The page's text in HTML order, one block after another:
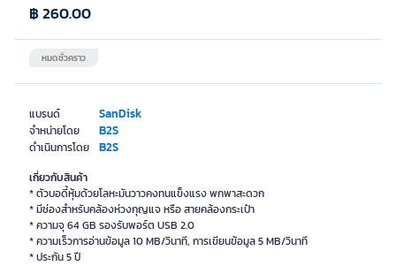
แบรนด์ SanDisk
จำหน่ายโดย B2S
ดำเนินการโดย B2S
หมดชั่วคราว
฿ 260.00
เกี่ยวกับสินค้า
* ตัวบอดี้หุ้มด้วยโลหะมันวาวคงทนแข็งแรง พกพาสะดวก
* มีช่องสำหรับคล้องห่วงกุญแจ หรือ สายคล้องกระเป๋า
* ความจุ 64 GB รองรับพอร์ต USB 2.0
* ความเร็วการอ่านข้อมูล 10 MB/วินาที, การเขียนข้อมูล 5 MB/วินาที
* ประกัน 5 ปี